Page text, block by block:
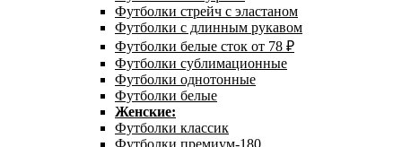
Футболки стрейч с эластаном
Футболки с длинным рукавом
Футболки белые сток от 78 ₽
Футболки сублимационные
Футболки однотонные
Футболки белые
Женские:
Футболки классик
Футболки премиум-180